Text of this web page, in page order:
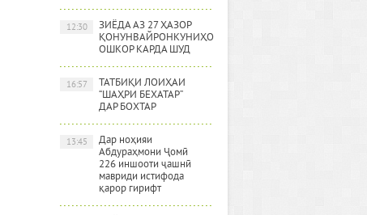
ЗИЁДА АЗ 27 ҲАЗОР
ҚОНУНВАЙРОНКУНИҲО
ОШКОР КАРДА ШУД
12:30
ТАТБИҚИ ЛОИҲАИ
“ШАҲРИ БЕХАТАР”
ДАР БОХТАР
16:57
Дар ноҳияи
Абдураҳмони Ҷомӣ
226 иншооти ҷашнӣ
мавриди истифода
қарор гирифт
13:45